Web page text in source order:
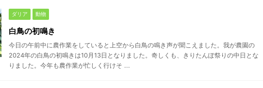
ダリア 動物
白鳥の初鳴き
今日の午前中に農作業をしていると上空から白鳥の鳴き声が聞こえました。我が農園の
2024年の白鳥の初鳴きは10月13日となりました。奇しくも、きりたんぽ祭りの中日とな
りました。今年も農作業が忙しく行けそ ...